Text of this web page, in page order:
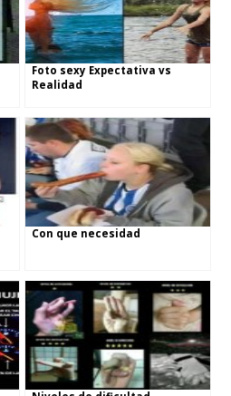
Foto sexy Expectativa vs
Realidad
Con que necesidad